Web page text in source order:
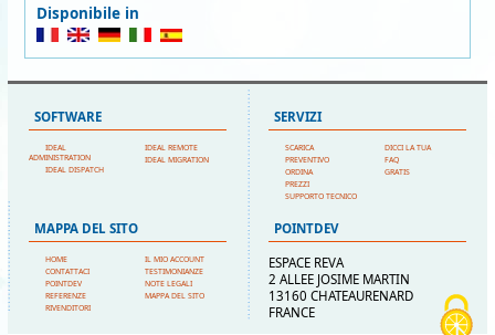
Disponibile in
SOFTWARE
IDEAL
ADMINISTRATION
IDEAL DISPATCH
IDEAL REMOTE
IDEAL MIGRATION
SERVIZI
SCARICA
PREVENTIVO
ORDINA
PREZZI
SUPPORTO TECNICO
DICCI LA TUA
FAQ
GRATIS
MAPPA DEL SITO
HOME
CONTATTACI
POINTDEV
REFERENZE
RIVENDITORI
IL MIO ACCOUNT
TESTIMONIANZE
NOTE LEGALI
MAPPA DEL SITO
POINTDEV
ESPACE REVA
2 ALLEE JOSIME MARTIN
13160 CHATEAURENARD
FRANCE